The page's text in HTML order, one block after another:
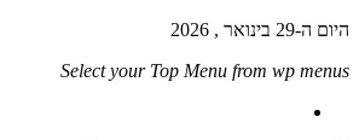
היום ה-29 בינואר , 2026
Select your Top Menu from wp menus